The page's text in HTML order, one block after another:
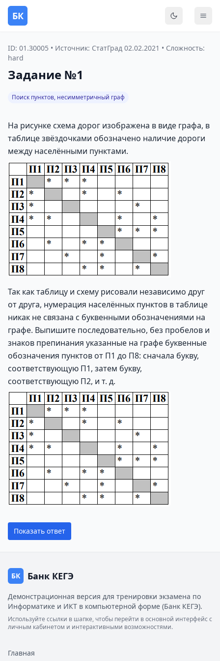
БК
ID: 01.30005 • Источник: СтатГрад 02.02.2021 • Сложность:
hard
Задание №1
Поиск пунктов, несимметричный граф
На рисунке схема дорог изображена в виде графа, в
таблице звёздочками обозначено наличие дороги
между населёнными пунктами.
Так как таблицу и схему рисовали независимо друг
от друга, нумерация населённых пунктов в таблице
никак не связана с буквенными обозначениями на
графе. Выпишите последовательно, без пробелов и
знаков препинания указанные на графе буквенные
обозначения пунктов от П1 до П8: сначала букву,
соответствующую П1, затем букву,
соответствующую П2, и т. д.
Показать ответ
БК Банк КЕГЭ
Демонстрационная версия для тренировки экзамена по
Информатике и ИКТ в компьютерной форме (Банк КЕГЭ).
Используйте ссылки в шапке, чтобы перейти в основной интерфейс с
личным кабинетом и интерактивными возможностями.
Главная